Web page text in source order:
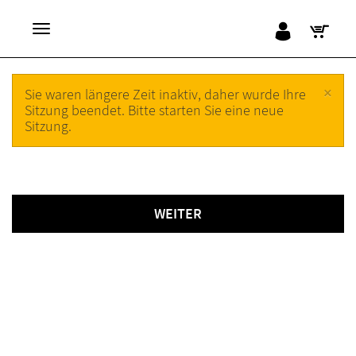
×
Sie waren längere Zeit inaktiv, daher wurde Ihre
Sitzung beendet. Bitte starten Sie eine neue
Sitzung.
WEITER